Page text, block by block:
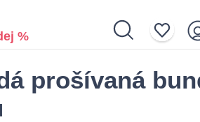
%
Nákupní košík je prázdný.
prošívaná